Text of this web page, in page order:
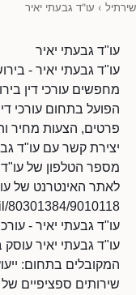
שירתיל › עו"ד גבעתי יאיר
עו"ד גבעתי יאיר
עו"ד גבעתי יאיר -
מחפשים עורכי דין
הפועל בתחום עורכי
פרטים, הצעות מחיר
יצירת קשר עם עו"ד
מספר הטלפון של עו"ד גבעתי
לאתר האינטרנט של
80301384/9010118/
עו"ד גבעתי יאיר -
עו"ד גבעתי יאיר עוסק
המקובלים בתחום:
שירותים ספציפיים